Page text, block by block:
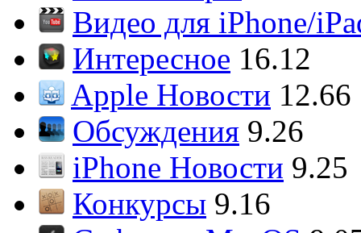
Видео для iPhone/
Интересное 16.12
Apple Новости 12.66
Обсуждения 9.26
iPhone Новости 9.25
Конкурсы 9.16